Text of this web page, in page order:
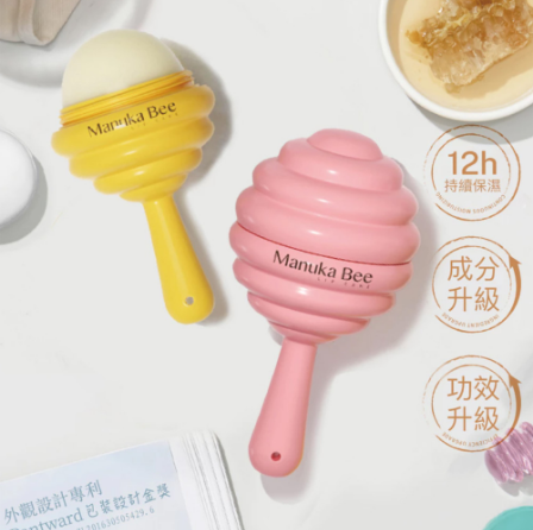
後付繳納相關費用。
※ 交易是否成功請以「AFTEE先享後付 」之結帳頁面顯示為準，若有關於
是否繳費成功／繳費後需取消欲退款等相關疑問，請聯繫「AFTEE先享後付
客戶支援中心」
https://netprotections.freshdesk.com/support/home
【注意事項】
１．透過由恩沛科技股份有限公司提供之「AFTEE先享後付」服務完成之交
易，需依本服務之必要範圍內提供個人資料，並將交易相關給付款項請求債
權轉讓予恩沛科技股份有限公司。
２．關於個人資料處理事宜，請瀏覽以下網址：
https://aftee.tw/terms/#terms3
３．未成年的使用者請事先徵得法定代理人或監護人之同意方可使用
「AFTEE先享後付」，若未經同意申辦者引起之損失，本公司不負相關責
４．使用「AFTEE先享後付」時，將依據個別帳號之用戶狀況，依本公司即
時審查核予不同之上限額度；若仍有額度不足之情形，本公司將視審查結果
５．嚴禁一人註冊多個帳號或使用他人資訊註冊。若發現惡意使用之情形，
恩沛科技股份有限公司將有權停止該用戶之使用額度並採取法律行動。
付款後7-11取貨
每筆NT$60，滿NT$699(含以上)免運費
每筆NT$80，滿NT$1,000(含以上)免運費